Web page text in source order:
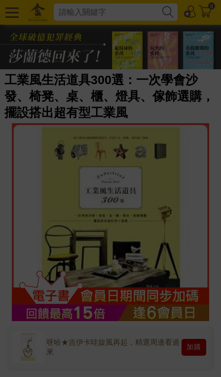
0
工業風生活道具300選：一次學會沙
發、椅凳、桌、櫃、燈具、傢飾選購，
擺設搭出超有型工業風
呀哈★吉伊卡哇旋風再起，精選周邊看過
來
加購